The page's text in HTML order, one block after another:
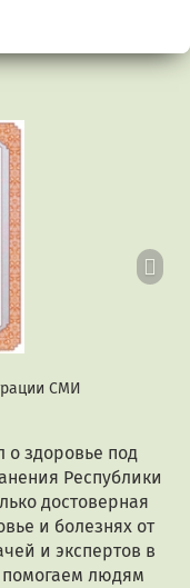
СМИ
о здоровье под
Республики
достоверная
и болезнях от
и экспертов в
людям